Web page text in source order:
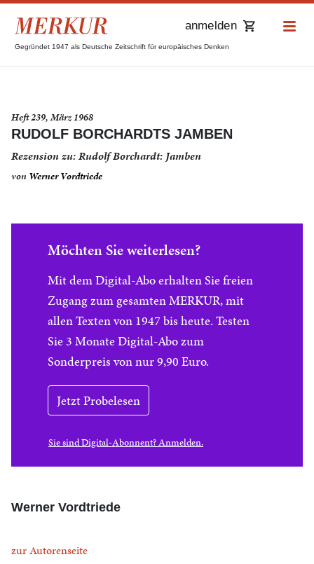
Gegründet 1947 als Deutsche Zeitschrift für europäisches Denken
anmelden
Heft 239, März 1968
RUDOLF BORCHARDTS JAMBEN
Rezension zu: Rudolf Borchardt: Jamben
von Werner Vordtriede
Möchten Sie weiterlesen?
Mit dem Digital-Abo erhalten Sie freien
Zugang zum gesamten MERKUR, mit
allen Texten von 1947 bis heute. Testen
Sie 3 Monate Digital-Abo zum
Sonderpreis von nur 9,90 Euro.
Jetzt Probelesen
Sie sind Digital-Abonnent? Anmelden.
Werner Vordtriede
zur Autorenseite